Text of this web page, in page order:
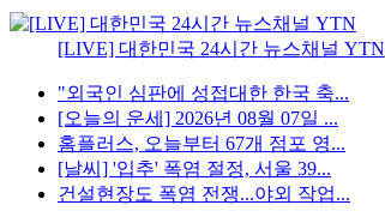
[LIVE] 대한민국 24시간 뉴스채널 YTN
"외국인 심판에 성접대한 한국 축...
[오늘의 운세] 2026년 08월 07일 ...
홈플러스, 오늘부터 67개 점포 영...
[날씨] '입추' 폭염 절정, 서울 39...
건설현장도 폭염 전쟁...야외 작업...